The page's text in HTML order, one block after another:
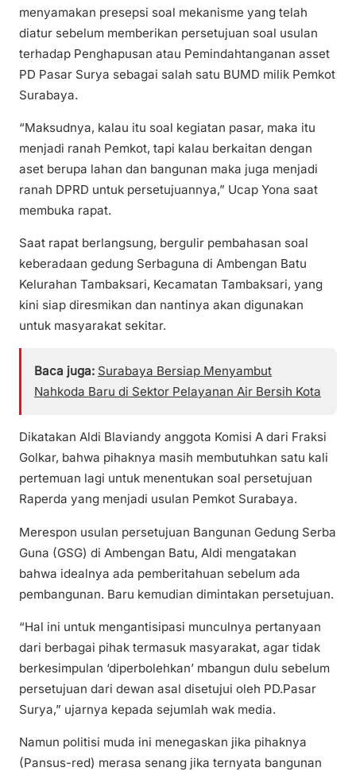
menyamakan presepsi soal mekanisme yang telah
diatur sebelum memberikan persetujuan soal usulan
terhadap Penghapusan atau Pemindahtanganan asset
PD Pasar Surya sebagai salah satu BUMD milik Pemkot
Surabaya.
“Maksudnya, kalau itu soal kegiatan pasar, maka itu
menjadi ranah Pemkot, tapi kalau berkaitan dengan
aset berupa lahan dan bangunan maka juga menjadi
ranah DPRD untuk persetujuannya,” Ucap Yona saat
membuka rapat.
Saat rapat berlangsung, bergulir pembahasan soal
keberadaan gedung Serbaguna di Ambengan Batu
Kelurahan Tambaksari, Kecamatan Tambaksari, yang
kini siap diresmikan dan nantinya akan digunakan
untuk masyarakat sekitar.
Baca juga: Surabaya Bersiap Menyambut
Nahkoda Baru di Sektor Pelayanan Air Bersih Kota
Dikatakan Aldi Blaviandy anggota Komisi A dari Fraksi
Golkar, bahwa pihaknya masih membutuhkan satu kali
pertemuan lagi untuk menentukan soal persetujuan
Raperda yang menjadi usulan Pemkot Surabaya.
Merespon usulan persetujuan Bangunan Gedung Serba
Guna (GSG) di Ambengan Batu, Aldi mengatakan
bahwa idealnya ada pemberitahuan sebelum ada
pembangunan. Baru kemudian dimintakan persetujuan.
“Hal ini untuk mengantisipasi munculnya pertanyaan
dari berbagai pihak termasuk masyarakat, agar tidak
berkesimpulan ‘diperbolehkan’ mbangun dulu sebelum
persetujuan dari dewan asal disetujui oleh PD.Pasar
Surya,” ujarnya kepada sejumlah wak media.
Namun politisi muda ini menegaskan jika pihaknya
(Pansus-red) merasa senang jika ternyata bangunan